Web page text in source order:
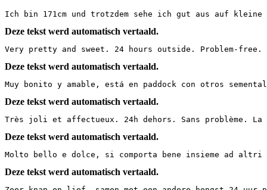
Ich bin 171cm und trotzdem sehe ich gut aus auf
Deze tekst werd automatisch vertaald.
Very pretty and sweet. 24 hours outside. Problem-
Deze tekst werd automatisch vertaald.
Muy bonito y amable, está en paddock con otros
Deze tekst werd automatisch vertaald.
Très joli et affectueux. 24h dehors. Sans problème.
Deze tekst werd automatisch vertaald.
Molto bello e dolce, si comporta bene insieme ad
Deze tekst werd automatisch vertaald.